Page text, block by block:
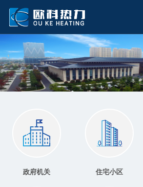
政府机关 住宅小区